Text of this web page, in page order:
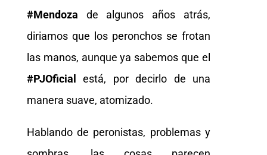
#Mendoza de algunos años atrás,
diriamos que los peronchos se frotan
las manos, aunque ya sabemos que el
#PJOficialestá, por decirlo de una
manera suave, atomizado.
Hablando de peronistas, problemas y